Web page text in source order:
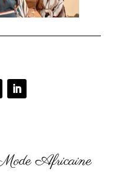
Africaine